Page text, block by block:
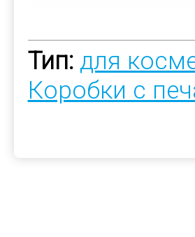
Тип: для
Коробки с